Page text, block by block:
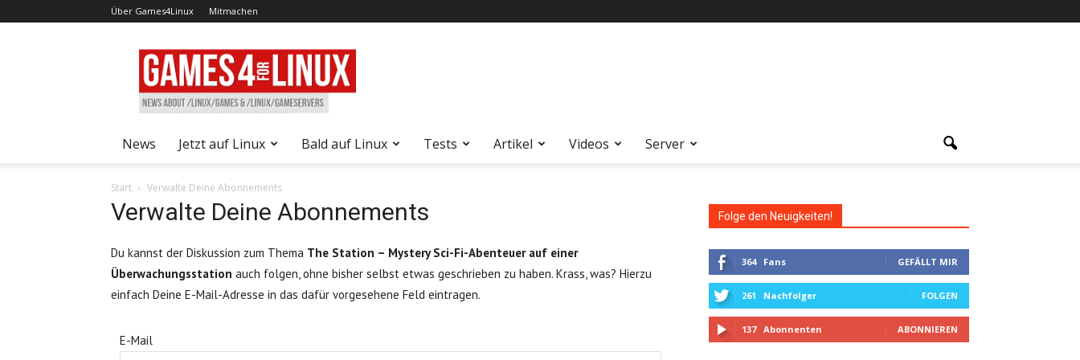
Über Games4Linux Mitmachen
Games4Linux
News Jetzt auf Linux Bald auf Linux Tests Artikel Videos Server
Start Verwalte Deine Abonnements
Verwalte Deine Abonnements
Du kannst der Diskussion zum Thema The Station – Mystery Sci-Fi-Abenteuer auf einer
Überwachungsstation auch folgen, ohne bisher selbst etwas geschrieben zu haben. Krass, was? Hierzu
einfach Deine E-Mail-Adresse in das dafür vorgesehene Feld eintragen.
E-Mail
Folge den Neuigkeiten!
364 Fans GEFÄLLT MIR
261 Nachfolger FOLGEN
137 Abonnenten ABONNIEREN